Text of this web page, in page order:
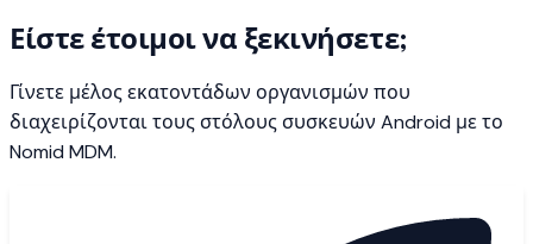
Είστε έτοιμοι να ξεκινήσετε;
Γίνετε μέλος εκατοντάδων οργανισμών που
διαχειρίζονται τους στόλους συσκευών Android με το
Nomid MDM.